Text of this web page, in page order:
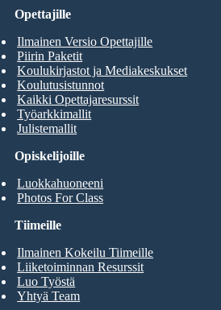
Opiskelijoille
Luokkahuoneeni
Photos For Class
Opettajille
Ilmainen Versio Opettajille
Piirin Paketit
Koulukirjastot ja Mediakeskukset
Koulutusistunnot
Kaikki Opettajaresurssit
Työarkkimallit
Julistemallit
Tiimeille
Ilmainen Kokeilu Tiimeille
Liiketoiminnan Resurssit
Luo Työstä
Yhtyä Team